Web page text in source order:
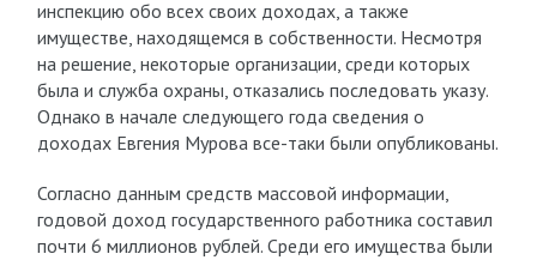
инспекцию обо всех своих доходах, а также
имуществе, находящемся в собственности. Несмотря
на решение, некоторые организации, среди которых
была и служба охраны, отказались последовать указу.
Однако в начале следующего года сведения о
доходах Евгения Мурова все-таки были опубликованы.
Согласно данным средств массовой информации,
годовой доход государственного работника составил
почти 6 миллионов рублей. Среди его имущества были